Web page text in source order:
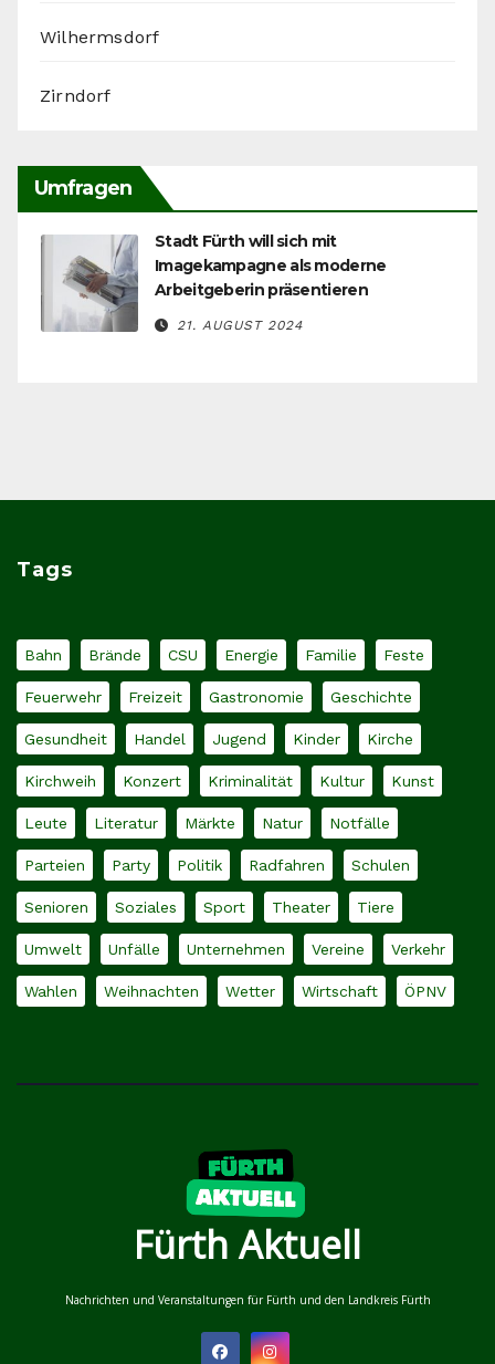
Wilhermsdorf
Zirndorf
Umfragen
Stadt Fürth will sich mit
Imagekampagne als moderne
Arbeitgeberin präsentieren
21. AUGUST 2024
Tags
Bahn Brände CSU Energie Familie Feste
Feuerwehr Freizeit Gastronomie Geschichte
Gesundheit Handel Jugend Kinder Kirche
Kirchweih Konzert Kriminalität Kultur Kunst
Leute Literatur Märkte Natur Notfälle
Parteien Party Politik Radfahren Schulen
Senioren Soziales Sport Theater Tiere
Umwelt Unfälle Unternehmen Vereine Verkehr
Wahlen Weihnachten Wetter Wirtschaft ÖPNV
Fürth Aktuell
Nachrichten und Veranstaltungen für Fürth und den Landkreis Fürth